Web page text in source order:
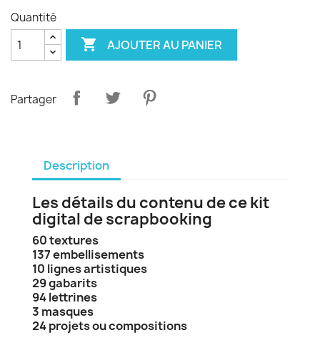
Quantité
 AJOUTER AU PANIER
Partager
Description
Les détails du contenu de ce kit
digital de scrapbooking
60 textures
137 embellisements
10 lignes artistiques
29 gabarits
94 lettrines
3 masques
24 projets ou compositions